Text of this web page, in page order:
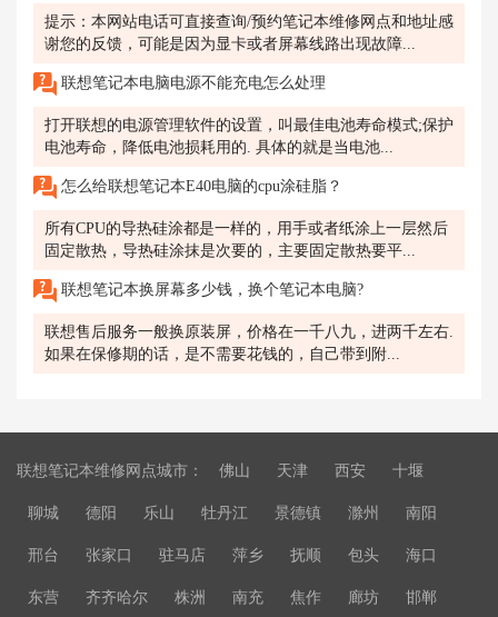
提示：本网站电话可直接查询/预约笔记本维修网点和地址感
谢您的反馈，可能是因为显卡或者屏幕线路出现故障...
联想笔记本电脑电源不能充电怎么处理
打开联想的电源管理软件的设置，叫最佳电池寿命模式;保护
电池寿命，降低电池损耗用的. 具体的就是当电池...
怎么给联想笔记本E40电脑的cpu涂硅脂？
所有CPU的导热硅涂都是一样的，用手或者纸涂上一层然后
固定散热，导热硅涂抹是次要的，主要固定散热要平...
联想笔记本换屏幕多少钱，换个笔记本电脑?
联想售后服务一般换原装屏，价格在一千八九，进两千左右.
如果在保修期的话，是不需要花钱的，自己带到附...
联想笔记本维修网点城市： 佛山 天津 西安 十堰
聊城 德阳 乐山 牡丹江 景德镇 滁州 南阳
邢台 张家口 驻马店 萍乡 抚顺 包头 海口
东营 齐齐哈尔 株洲 南充 焦作 廊坊 邯郸